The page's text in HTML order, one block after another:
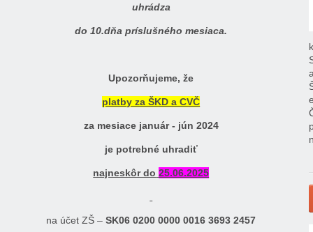
uhrádza
do 10.dňa príslušného mesiaca.
Upozorňujeme, že
platby za ŠKD a CVČ
za mesiace január - jún 2024
je potrebné uhradiť
najneskôr do 25.06.2025
na účet ZŠ –SK06 0200 0000 0016 3693 2457